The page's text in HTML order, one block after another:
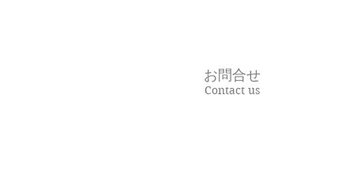
お問合せ
Contact us